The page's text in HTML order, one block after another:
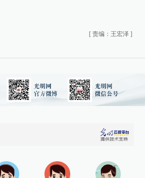
[ 责编：王宏泽 ]